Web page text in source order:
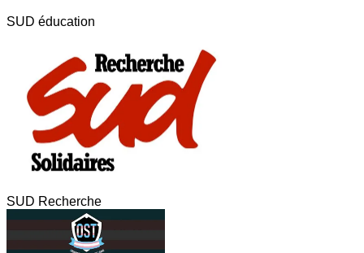
SUD éducation
SUD Recherche